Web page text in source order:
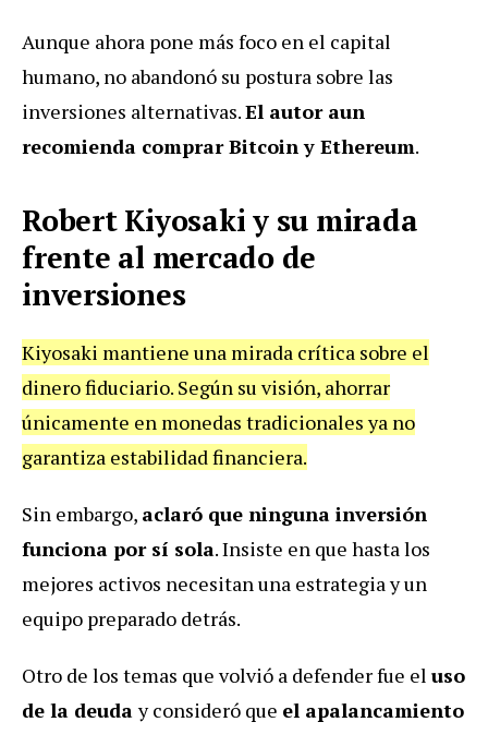
Aunque ahora pone más foco en el capital
humano, no abandonó su postura sobre las
inversiones alternativas.El autor aun
recomienda comprar Bitcoin y Ethereum.
Robert Kiyosaki y su mirada
frente al mercado de
inversiones
Kiyosaki mantiene una mirada crítica sobre el
dinero fiduciario. Según su visión, ahorrar
únicamente en monedas tradicionales ya no
garantiza estabilidad financiera.
Sin embargo, aclaró que ninguna inversión
funciona por sí sola. Insiste en que hasta los
mejores activos necesitan una estrategia y un
equipo preparado detrás.
Otro de los temas que volvió a defender fue el uso
de la deuday consideró que el apalancamiento